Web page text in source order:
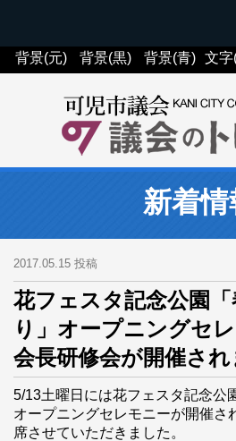
文字
背景(元) 背景(黒) 背景(青)
新着情
2017.05.15 投稿
花フェスタ記念公園
り」オープニングセ
会長研修会が開催され
5/13土曜日には花フェスタ記念公
オープニングセレモニーが開催さ
席させていただきました。